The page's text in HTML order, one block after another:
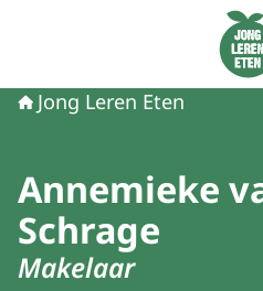
Naar de
Jong Leren Eten
Annemieke
Schrage
Makelaar